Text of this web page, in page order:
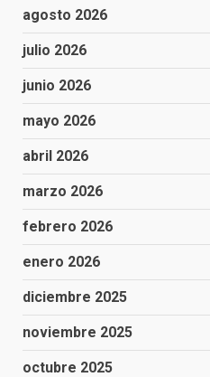
agosto 2026
julio 2026
junio 2026
mayo 2026
abril 2026
marzo 2026
febrero 2026
enero 2026
diciembre 2025
noviembre 2025
octubre 2025